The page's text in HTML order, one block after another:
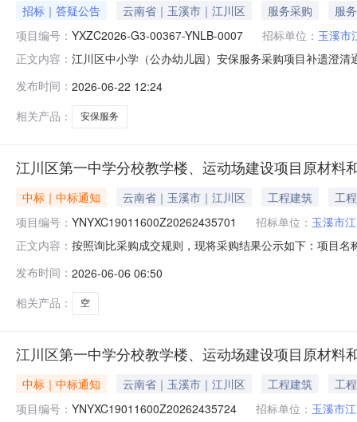
招标｜答疑公告 云南省｜玉溪市｜江川区 服务采购
服务
项目编号： YXZC2026-G3-00367-YNLB-0007 招标单位： 玉溪市
正文内容： 江川区中小学（公办幼儿园）安保服务采购项目补遗澄
章“三、最高限价”下方“明细表”中，表头最后一列标题
布。
发布时间： 2026-06-22 12:24
相关产品：
安保服务
江川区第一中学分校教学楼、运动场建设项目原材
中标｜中标通知 云南省｜玉溪市｜江川区 工程建筑
工程
项目编号： YNYXC19011600Z20262435701 招标单位： 玉溪市
正文内容： 按照询比采购成交规则，现将采购结果公示如下：项目
日期:2026-06-05中选供应商:状态供应商名称评审结果
发布时间： 2026-06-06 06:50
相关产品：
空
江川区第一中学分校教学楼、运动场建设项目原材
中标｜中标通知 云南省｜玉溪市｜江川区 工程建筑
工程
项目编号： YNYXC19011600Z20262435724 招标单位： 玉溪市